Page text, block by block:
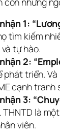
1:
tìm kiếm
tự hào.
2:
phát triển. Và
cạnh tranh
3:
THNTD là
viên.